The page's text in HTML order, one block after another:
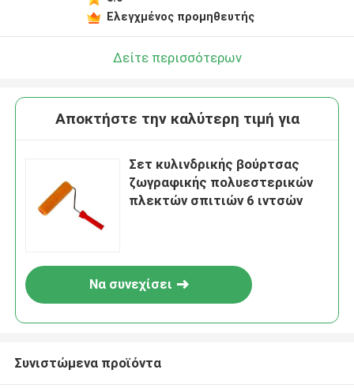
Ελεγχμένος προμηθευτής
Δείτε περισσότερων
Αποκτήστε την καλύτερη τιμή για
Σετ κυλινδρικής βούρτσας
ζωγραφικής πολυεστερικών
πλεκτών σπιτιών 6 ιντσών
Να συνεχίσει
Συνιστώμενα προϊόντα